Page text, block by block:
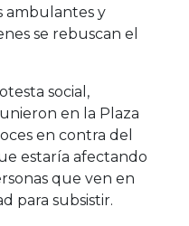
ambulantes y
se rebuscan el
social,
en la Plaza
en contra del
estaría afectando
que ven en
para subsistir.